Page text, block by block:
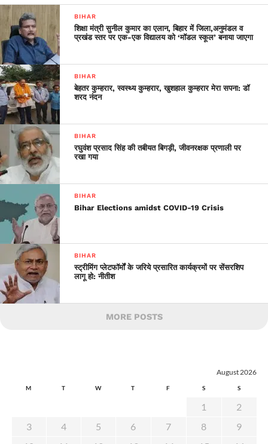
BIHAR
शिक्षा मंत्री सुनील कुमार का एलान, बिहार में जिला,अनुमंडल व
प्रखंड स्तर पर एक-एक विद्यालय को ‘मॉडल स्कूल’ बनाया जाएगा
BIHAR
बेहतर कुम्हरार, स्वस्थ्य कुम्हरार, खुशहाल कुम्हरार मेरा सपना: डॉ
शरद नंदन
BIHAR
रघुवंश प्रसाद सिंह की तबीयत बिगड़ी, जीवनरक्षक प्रणाली पर
रखा गया
BIHAR
Bihar Elections amidst COVID-19 Crisis
BIHAR
स्ट्रीमिंग प्लेटफॉर्मों के जरिये प्रसारित कार्यक्रमों पर सेंसरशिप
लागू हो: नीतीश
MORE POSTS
August 2026
M T W T F S S
1
2
3
4 5 6 7 8
9